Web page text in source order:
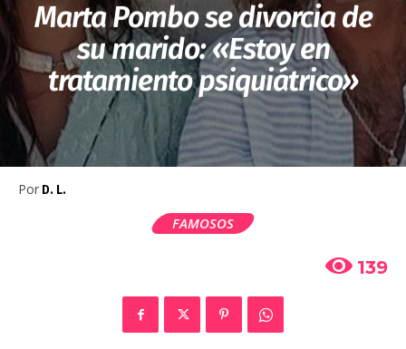
Marta Pombo se divorcia de
su marido: «Estoy en
tratamiento psiquiátrico»
Por D. L.
FAMOSOS
139